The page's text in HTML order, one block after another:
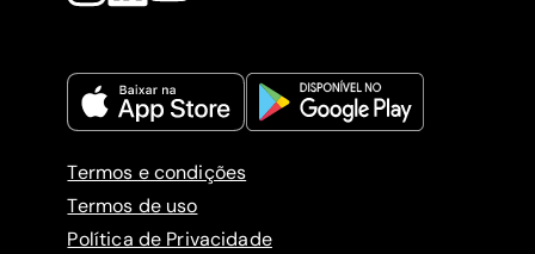
Termos e condições
Termos de uso
Política de Privacidade